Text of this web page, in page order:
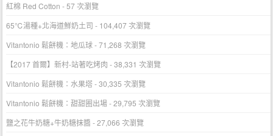
紅棉 Red Cotton - 57 次瀏覽
65℃湯種+北海道鮮奶土司 - 104,407 次瀏覽
Vitantonio 鬆餅機：地瓜球- 71,268 次瀏覽
【2017 首爾】新村-站著吃烤肉 - 38,331 次瀏覽
Vitantonio 鬆餅機：水果塔- 30,335 次瀏覽
Vitantonio 鬆餅機：甜甜圈出場- 29,795 次瀏覽
鹽之花牛奶糖+牛奶糖抹醬- 27,066 次瀏覽